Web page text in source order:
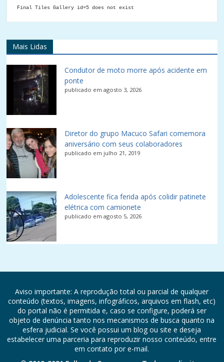
Final Tiles Gallery id=5 does not exist
Mais Lidas
Condutor de moto morre após acidente em
ponte
publicado em agosto 3, 2026
Diretor do grupo Macuco Safari comemora
aniversário com seus colaboradores
publicado em julho 21, 2019
Adolescente fica ferida após colidir patinete
elétrica com camionete
publicado em agosto 5, 2026
Aviso importante: A reprodução total ou parcial de qualquer
conteúdo (textos, imagens, infográficos, arquivos em flash, etc)
do portal não é permitida e, caso se configure, poderá ser
objeto de denúncia tanto nos mecanismos de busca quanto na
esfera judicial. Se você possui um blog ou site e deseja
estabelecer uma parceria para reproduzir nosso conteúdo, entre
em contato por e-mail.